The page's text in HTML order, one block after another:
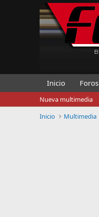
Inicio Foros
Nueva multimedia
Inicio
Multimedia